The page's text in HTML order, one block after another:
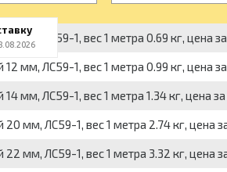
10 мм, ЛС59-1, вес 1 метра 0.69 кг, цена
12 мм, ЛС59-1, вес 1 метра 0.99 кг, цена
14 мм, ЛС59-1, вес 1 метра 1.34 кг, цена за
20 мм, ЛС59-1, вес 1 метра 2.74 кг, цена
22 мм, ЛС59-1, вес 1 метра 3.32 кг, цена